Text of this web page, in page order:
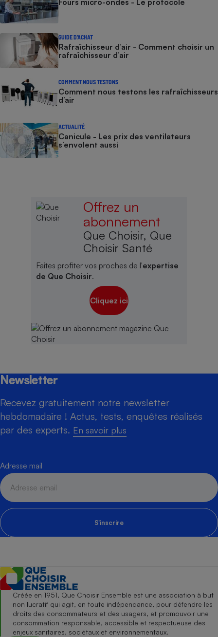
Fours micro-ondes - Le protocole
GUIDE D'ACHAT
Rafraîchisseur d’air - Comment choisir un
rafraîchisseur d’air
COMMENT NOUS TESTONS
Comment nous testons les rafraîchisseurs
d’air
ACTUALITÉ
Canicule - Les prix des ventilateurs
s’envolent aussi
Offrez un
abonnement
Que Choisir, Que
Choisir Santé
Faites profiter vos proches de l'expertise
de Que Choisir.
Cliquez ici
Newsletter
Recevez gratuitement notre newsletter
hebdomadaire ! Actus, tests, enquêtes réalisés
par des experts. En savoir plus
Adresse mail
S'inscrire
Créée en 1951, Que Choisir Ensemble est une association à but
non lucratif qui agit, en toute indépendance, pour défendre les
droits des consommateurs et des usagers, et promouvoir une
consommation responsable, accessible et respectueuse des
enjeux sanitaires, sociétaux et environnementaux.